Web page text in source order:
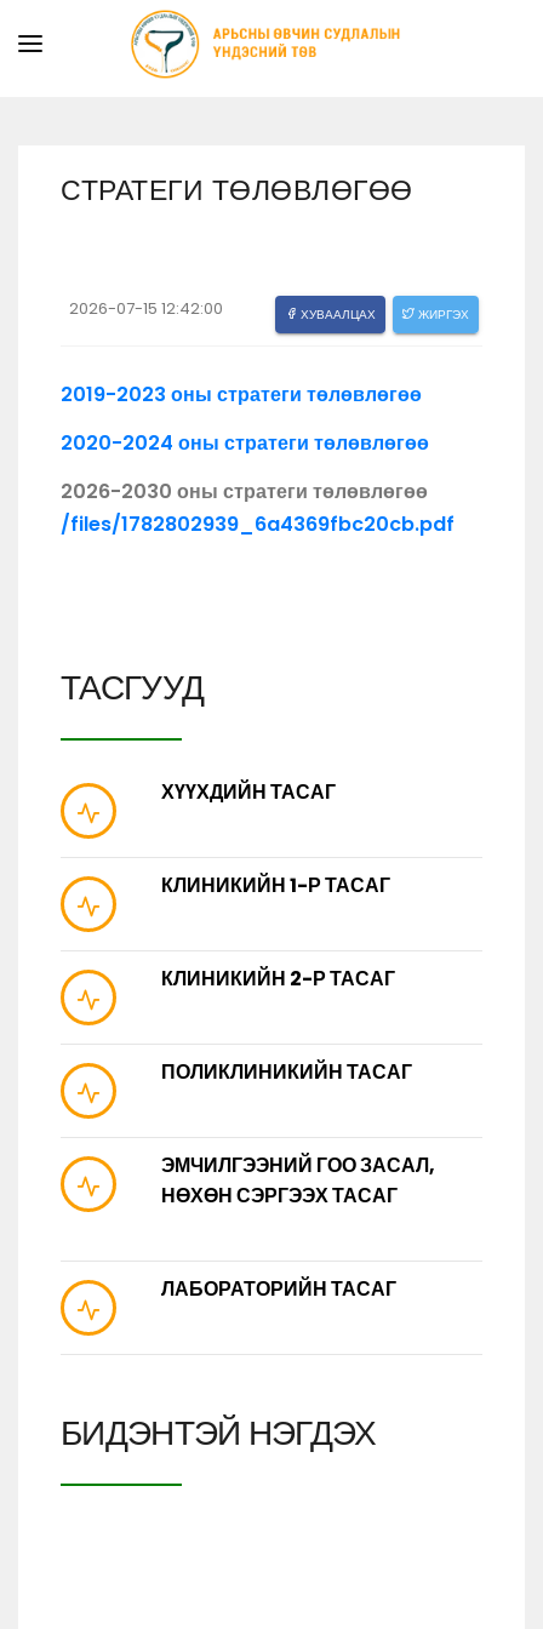
ХУУЛЬ ЭРХ ЗҮЙ
СТРАТЕГИ ТӨЛӨВЛӨГӨӨ
2026-07-15 12:42:00 ХУВААЛЦАХ ЖИРГЭХ
2019-2023 оны стратеги төлөвлөгөө
2020-2024 оны стратеги төлөвлөгөө
2026-2030 оны стратеги төлөвлөгөө
/files/1782802939_6a4369fbc20cb.pdf
ТАСГУУД
ХҮҮХДИЙН ТАСАГ
КЛИНИКИЙН 1-Р ТАСАГ
КЛИНИКИЙН 2-Р ТАСАГ
ПОЛИКЛИНИКИЙН ТАСАГ
ЭМЧИЛГЭЭНИЙ ГОО ЗАСАЛ,
НӨХӨН СЭРГЭЭХ ТАСАГ
ЛАБОРАТОРИЙН ТАСАГ
БИДЭНТЭЙ НЭГДЭХ